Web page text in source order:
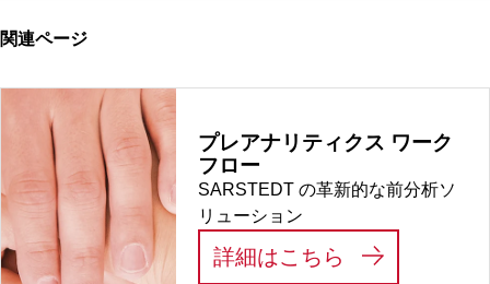
関連ページ
プレアナリティクス ワーク
フロー
SARSTEDT の革新的な前分析ソ
リューション
詳細はこちら プレアナリ